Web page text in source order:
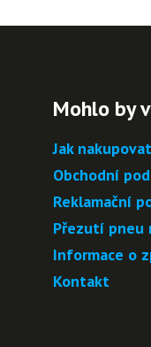
Mohlo by
Jak nakupovat
Obchodní
Reklamační
Přezutí pneu
Informace o
Kontakt